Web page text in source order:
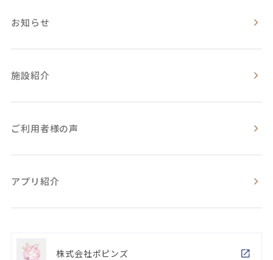
お知らせ
施設紹介
ご利用者様の声
アプリ紹介
株式会社ポピンズ